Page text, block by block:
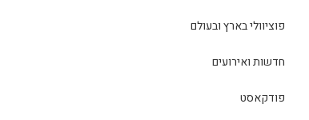
פוציוולי בארץ ובעולם
חדשות ואירועים
פודקאסט